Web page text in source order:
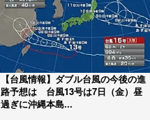
【台風情報】ダブル台風の今後の進
路予想は 台風13号は7日（金）昼
過ぎに沖縄本島...